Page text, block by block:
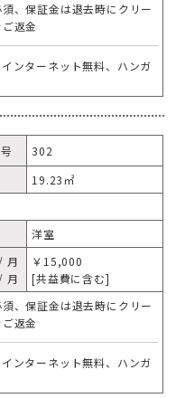
、保証金は退去時にクリー
返金
ンターネット無料、ハンガ
302
19.23㎡
洋室
月
月
￥15,000
[共益費に含む]
、保証金は退去時にクリー
返金
ンターネット無料、ハンガ